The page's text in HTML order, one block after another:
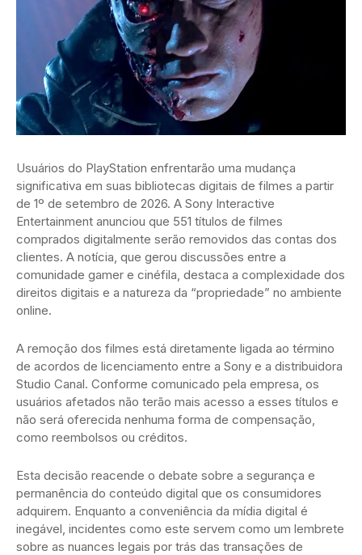
Usuários do PlayStation enfrentarão uma mudança
significativa em suas bibliotecas digitais de filmes a partir
de 1º de setembro de 2026. A Sony Interactive
Entertainment anunciou que 551 títulos de filmes
comprados digitalmente serão removidos das contas dos
clientes. A notícia, que gerou discussões entre a
comunidade gamer e cinéfila, destaca a complexidade dos
direitos digitais e a natureza da “propriedade” no ambiente
online.
A remoção dos filmes está diretamente ligada ao término
de acordos de licenciamento entre a Sony e a distribuidora
Studio Canal. Conforme comunicado pela empresa, os
usuários afetados não terão mais acesso a esses títulos e
não será oferecida nenhuma forma de compensação,
como reembolsos ou créditos.
Esta decisão reacende o debate sobre a segurança e
permanência do conteúdo digital que os consumidores
adquirem. Enquanto a conveniência da mídia digital é
inegável, incidentes como este servem como um lembrete
sobre as nuances legais por trás das transações de